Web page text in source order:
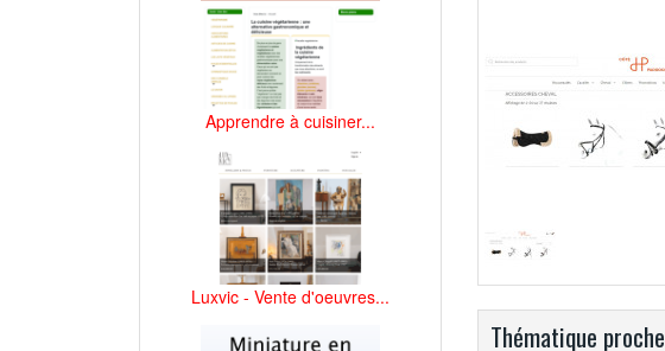
Apprendre à cuisiner...
Luxvic - Vente d'oeuvres...
Thématique proche